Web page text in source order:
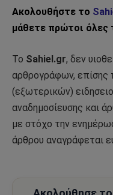
Ακολουθήστε το
μάθετε πρώτοι όλες
Το Sahiel.gr, δεν
αρθρογράφων, επίσης
(εξωτερικών)
αναδημοσίευσης και
με στόχο την
άρθρου αναγράφεται